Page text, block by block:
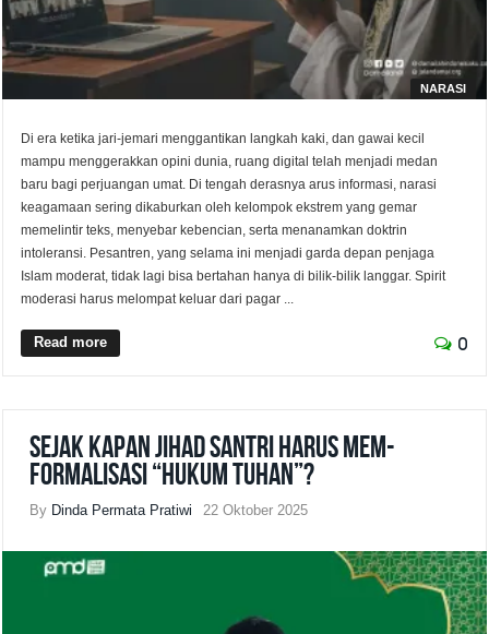
NARASI
Di era ketika jari-jemari menggantikan langkah kaki, dan gawai kecil
mampu menggerakkan opini dunia, ruang digital telah menjadi medan
baru bagi perjuangan umat. Di tengah derasnya arus informasi, narasi
keagamaan sering dikaburkan oleh kelompok ekstrem yang gemar
memelintir teks, menyebar kebencian, serta menanamkan doktrin
intoleransi. Pesantren, yang selama ini menjadi garda depan penjaga
Islam moderat, tidak lagi bisa bertahan hanya di bilik-bilik langgar. Spirit
moderasi harus melompat keluar dari pagar ...
Read more 0
Sejak Kapan Jihad Santri Harus Mem-
formalisasi “Hukum Tuhan”?
By Dinda Permata Pratiwi 22 Oktober 2025